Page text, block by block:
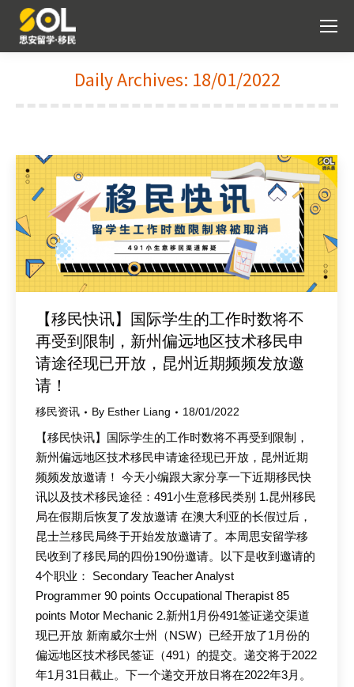
Daily Archives: 18/01/2022
【移民快讯】国际学生的工作时数将不
再受到限制，新州偏远地区技术移民申
请途径现已开放，昆州近期频频发放邀
请！
移民资讯 By Esther Liang 18/01/2022
【移民快讯】国际学生的工作时数将不再受到限制，
新州偏远地区技术移民申请途径现已开放，昆州近期
频频发放邀请！ 今天小编跟大家分享一下近期移民快
讯以及技术移民途径：491小生意移民类别 1.昆州移民
局在假期后恢复了发放邀请 在澳大利亚的长假过后，
昆士兰移民局终于开始发放邀请了。本周思安留学移
民收到了移民局的四份190份邀请。以下是收到邀请的
4个职业： Secondary Teacher Analyst
Programmer 90 points Occupational Therapist 85
points Motor Mechanic 2.新州1月份491签证递交渠道
现已开放 新南威尔士州（NSW）已经开放了1月份的
偏远地区技术移民签证（491）的提交。递交将于2022
年1月31日截止。下一个递交开放日将在2022年3月。